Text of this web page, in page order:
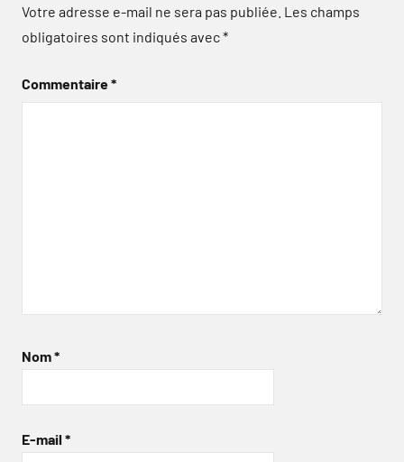
Votre adresse e-mail ne sera pas publiée. Les champs
obligatoires sont indiqués avec*
Commentaire*
Nom*
E-mail *